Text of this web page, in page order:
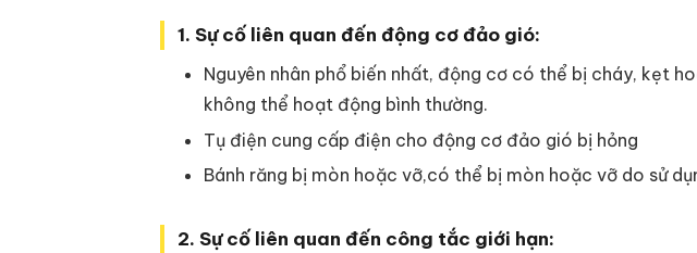
1. Sự cố liên quan đến động cơ đảo gió:
Nguyên nhân phổ biến nhất, động cơ có thể bị cháy, kẹt
không thể hoạt động bình thường.
Tụ điện cung cấp điện cho động cơ đảo gió bị hỏng
Bánh răng bị mòn hoặc vỡ,có thể bị mòn hoặc vỡ do sử
2. Sự cố liên quan đến công tắc giới hạn: